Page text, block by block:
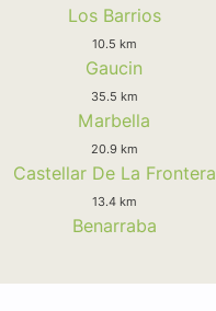
Los Barrios
10.5 km
Gaucin
35.5 km
Marbella
20.9 km
Castellar De La Frontera
13.4 km
Benarraba